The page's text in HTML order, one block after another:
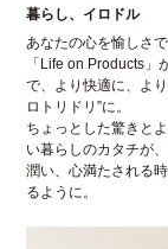
暮らし、イロドル
あなたの心を愉しさで
「Life on Products」
で、より快適に、よ
ロトリドリ”に。
ちょっとした驚きと
い暮らしのカタチが、
潤い、心満たされる
るように。